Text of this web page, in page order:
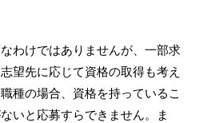
わけではありませんが、一部求
望先に応じて資格の取得も考え
種の場合、資格を持っているこ
いと応募すらできません。ま